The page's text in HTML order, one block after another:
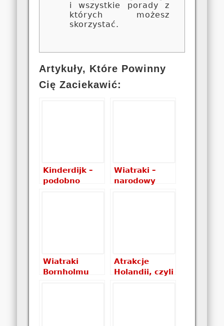
i wszystkie porady z
których możesz
skorzystać.
Artykuły, Które Powinny
Cię Zaciekawić:
Kinderdijk –
podobno
Wiatraki –
narodowy
Wiatraki
Bornholmu
Atrakcje
Holandii, czyli